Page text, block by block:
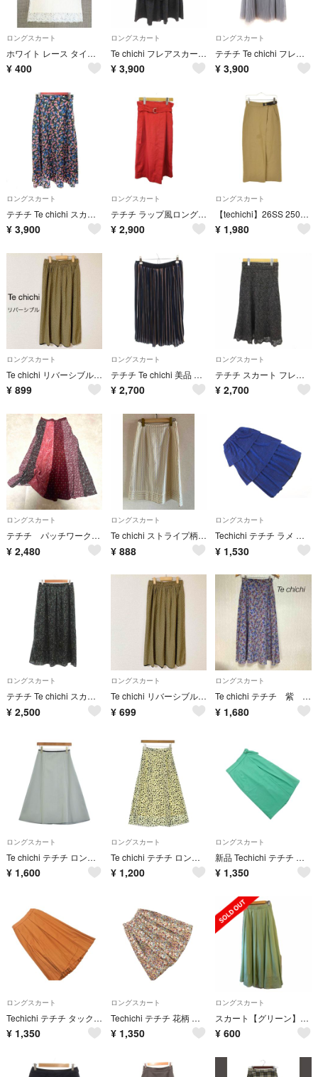
ロングスカート
ホワイト レース タイトスカート Techichi レディース ロング 夏 春
¥ 400
ロングスカート
Te chichi フレアスカート ロング マキシ ティアード ラメ 黒 /YK
¥ 3,900
ロングスカート
テチチ Te chichi フレアスカート ギャザー チュール F グレー
¥ 3,900
ロングスカート
テチチ Te chichi スカート フレア ロング 花柄 F 黒 ブラック
¥ 3,900
ロングスカート
テチチ ラップ風ロングスカート M 赤 レッド 無地 ロング丈 ベルト付き
¥ 2,900
ロングスカート
【techichi】26SS 2500685 サイドベルトチノタイトマキシスカート
¥ 1,980
ロングスカート
Te chichi リバーシブル ドット柄フレアロングスカート フリーサイズ
¥ 899
ロングスカート
テチチ Te chichi 美品 プリーツスカート M マルチカラー
¥ 2,700
ロングスカート
テチチ スカート フレアスカート M チャコールグレー レース柄 ミモレ丈
¥ 2,700
ロングスカート
テチチ パッチワーク風 総柄 フレアスカート ボルドー系 リメイク風 花柄 S
¥ 2,480
ロングスカート
Te chichi ストライプ柄 スカート ミモレ丈
¥ 888
ロングスカート
Techichi テチチ ラメ ティアード スカート sizeF/青 ■■ レディース
¥ 1,530
ロングスカート
テチチ Te chichi スカート F 緑 グリーン 花柄 ロング丈 /SC
¥ 2,500
ロングスカート
Te chichi リバーシブル ドット柄フレアロングスカート フリーサイズ
¥ 699
ロングスカート
Te chichi テチチ 紫 総柄 花柄 裏地付き ロング スカート フリーサイズ
¥ 1,680
ロングスカート
Te chichi テチチ ロング・マキシ丈スカート M 緑 【古着】【中古】【送料無料】
¥ 1,600
ロングスカート
Te chichi テチチ ロング・マキシ丈スカート M 白 【古着】【中古】【送料無料】
¥ 1,200
ロングスカート
新品 Techichi テチチ ナロー カンベルト ペンシル スカート sizeM/緑 ■■ レディース
¥ 1,350
ロングスカート
Techichi テチチ タック プリーツ ロング スカート sizeS/茶 ■■ レディース
¥ 1,350
ロングスカート
Techichi テチチ 花柄 タック フレア スカート sizeS/茶 ■■ レディース
¥ 1,350
ロングスカート
スカート【グリーン】➕【ネイビー】
¥ 600